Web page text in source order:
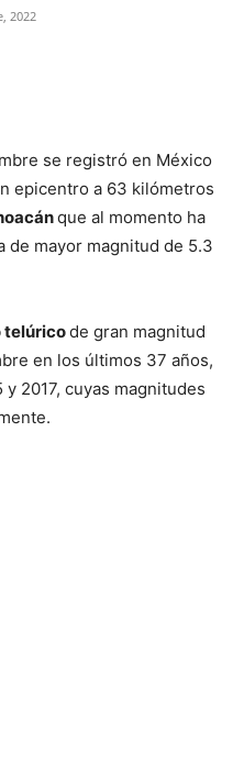
2022
se registró en México
epicentro a 63 kilómetros
que al momento ha
de mayor magnitud de 5.3
telúricode gran magnitud
en los últimos 37 años,
2017, cuyas magnitudes